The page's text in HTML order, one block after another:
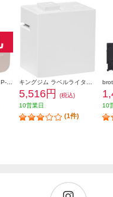
5,516円
(税込)
10営業日
(1件)
10